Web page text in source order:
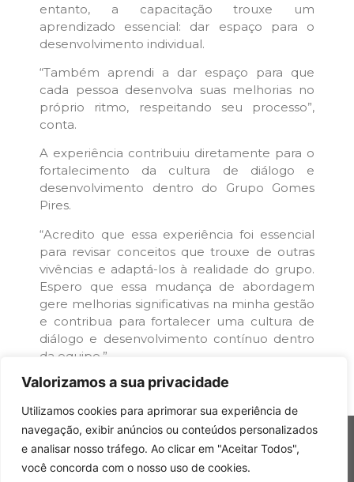
Valorizamos a sua privacidade
Utilizamos cookies para aprimorar sua experiência de
navegação, exibir anúncios ou conteúdos personalizados
e analisar nosso tráfego. Ao clicar em "Aceitar Todos",
você concorda com o nosso uso de cookies.
entanto, a capacitação trouxe um
aprendizado essencial: dar espaço para o
desenvolvimento individual.
“Também aprendi a dar espaço para que
cada pessoa desenvolva suas melhorias no
próprio ritmo, respeitando seu processo”,
conta.
A experiência contribuiu diretamente para o
fortalecimento da cultura de diálogo e
desenvolvimento dentro do Grupo Gomes
Pires.
“Acredito que essa experiência foi essencial
para revisar conceitos que trouxe de outras
vivências e adaptá-los à realidade do grupo.
Espero que essa mudança de abordagem
gere melhorias significativas na minha gestão
e contribua para fortalecer uma cultura de
diálogo e desenvolvimento contínuo dentro
da equipe.”
Copyright © 2026 Grupo Gomes Pires – Todos os direitos reservados.